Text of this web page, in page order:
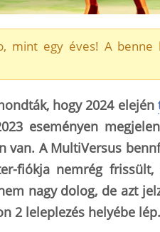
mint egy éves! A benne
hogy 2024 elején
eseményen
van. A MultiVersus
fiókja nemrég frissült,
nagy dolog, de azt
2 leleplezés helyébe lép.